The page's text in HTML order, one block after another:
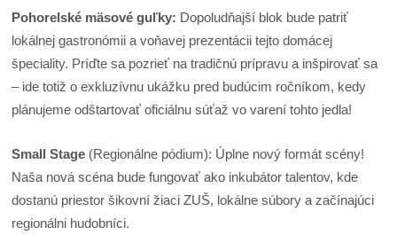
Pohorelské mäsové guľky: Dopoludňajší blok bude patriť
lokálnej gastronómii a voňavej prezentácii tejto domácej
špeciality. Príďte sa pozrieť na tradičnú prípravu a inšpirovať sa
– ide totiž o exkluzívnu ukážku pred budúcim ročníkom, kedy
plánujeme odštartovať oficiálnu súťaž vo varení tohto jedla!
Small Stage (Regionálne pódium): Úplne nový formát scény!
Naša nová scéna bude fungovať ako inkubátor talentov, kde
dostanú priestor šikovní žiaci ZUŠ, lokálne súbory a začínajúci
regionálni hudobníci.